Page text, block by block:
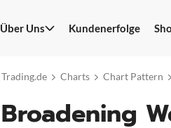
Über Uns Kundenerfolge
Trading.de Charts Chart Pattern
Broadening